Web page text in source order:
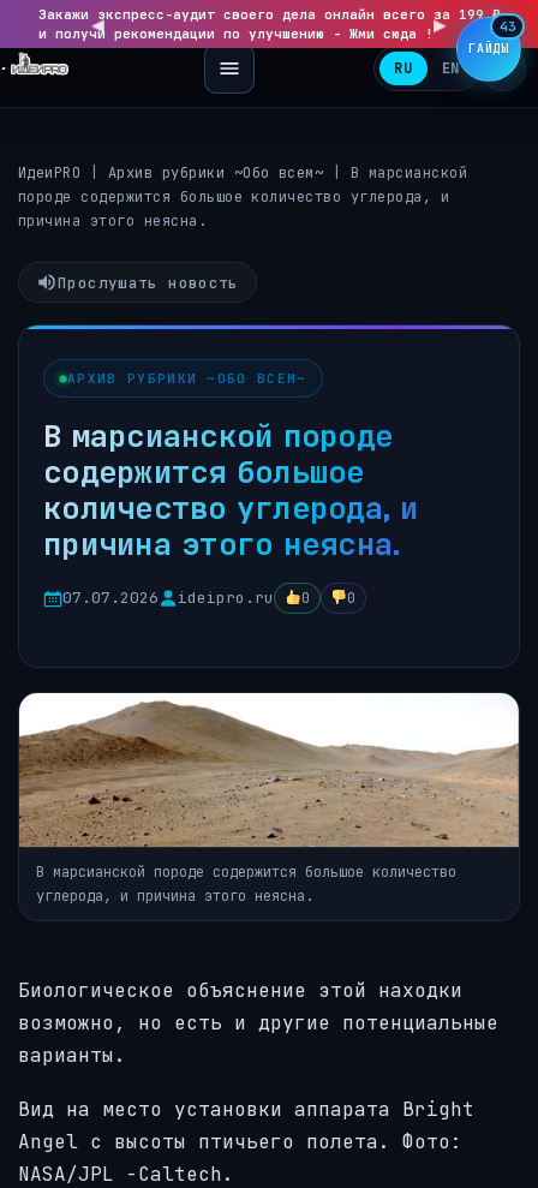
◀
Закажи экспресс-аудит своего дела онлайн всего за 199 ₽
и получи рекомендации по улучшению - Жми сюда !
▶
RU EN
ИдеиPRO Архив рубрики ~Обо всем~
В марсианской
породе содержится большое количество углерода, и
причина этого неясна.
Прослушать новость
АРХИВ РУБРИКИ ~ОБО ВСЕМ~
В марсианской породе
содержится большое
количество углерода, и
причина этого неясна.
07.07.2026 ideipro.ru 0 0
В марсианской породе содержится большое количество
углерода, и причина этого неясна.
Биологическое объяснение этой находки
возможно, но есть и другие потенциальные
варианты.
Вид на место установки аппарата Bright
Angel с высоты птичьего полета. Фото:
NASA/JPL
-Caltech.
ГАЙДЫ
43